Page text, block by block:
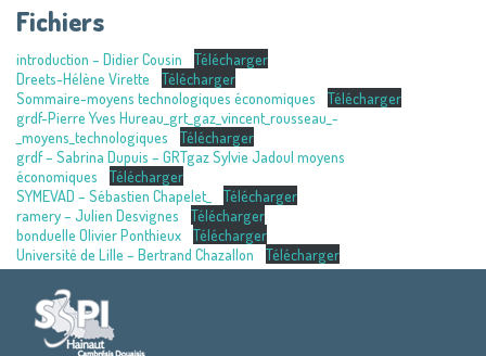
Fichiers
introduction – Didier Cousin
Télécharger
Dreets-Hélène Virette
Télécharger
Sommaire-moyens technologiques économiques
Télécharger
grdf-Pierre Yves Hureau_grt_gaz_vincent_rousseau_-
_moyens_technologiques
Télécharger
grdf – Sabrina Dupuis – GRTgaz Sylvie Jadoul moyens
économiques
Télécharger
SYMEVAD – Sébastien Chapelet_
Télécharger
ramery – Julien Desvignes
Télécharger
bonduelle Olivier Ponthieux
Télécharger
Université de Lille – Bertrand Chazallon
Télécharger